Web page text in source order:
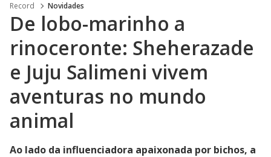
Record Novidades
De lobo-marinho a
rinoceronte: Sheherazade
e Juju Salimeni vivem
aventuras no mundo
animal
Ao lado da influenciadora apaixonada por bichos, a